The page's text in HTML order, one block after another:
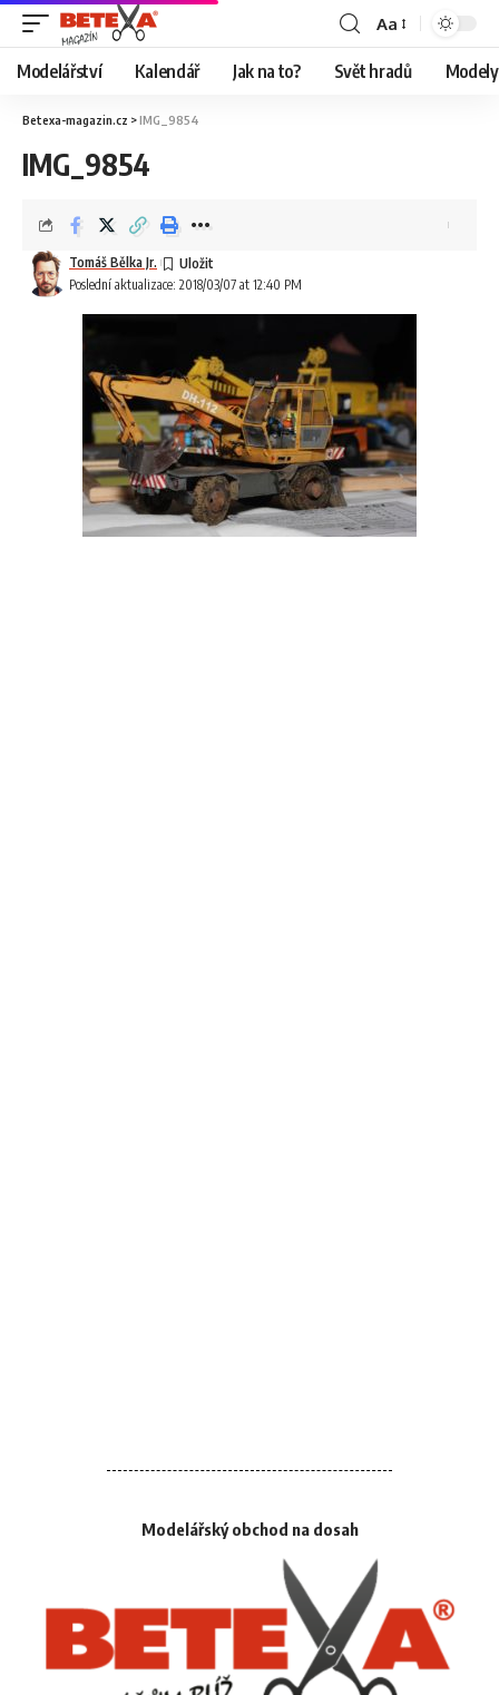
Aa
Modelářství Kalendář Jak na to? Svět hradů
Betexa-magazin.cz >IMG_9854
IMG_9854
Poslední aktualizace: 2018/03/07 at 12:40 PM
Tomáš Bělka Jr.
Modelářský obchod na dosah